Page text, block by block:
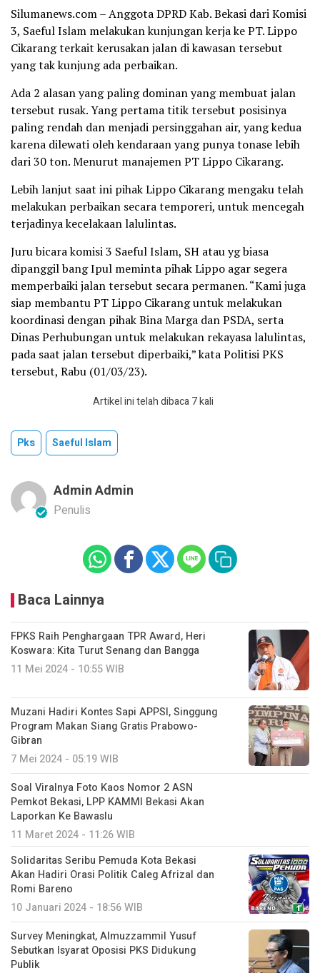
Silumanews.com – Anggota DPRD Kab. Bekasi dari Komisi
3, Saeful Islam melakukan kunjungan kerja ke PT. Lippo
Cikarang terkait kerusakan jalan di kawasan tersebut
yang tak kunjung ada perbaikan.
Ada 2 alasan yang paling dominan yang membuat jalan
tersebut rusak. Yang pertama titik tersebut posisinya
paling rendah dan menjadi persinggahan air, yang kedua
karena dilewati oleh kendaraan yang punya tonase lebih
dari 30 ton. Menurut manajemen PT Lippo Cikarang.
Lebih lanjut saat ini pihak Lippo Cikarang mengaku telah
melakukan perbaikan secara temporeri, untuk mencegah
terjadinya kecelakaan lalulintas.
Juru bicara komisi 3 Saeful Islam, SH atau yg biasa
dipanggil bang Ipul meminta pihak Lippo agar segera
memperbaiki jalan tersebut secara permanen. “Kami juga
siap membantu PT Lippo Cikarang untuk melakukan
koordinasi dengan pihak Bina Marga dan PSDA, serta
Dinas Perhubungan untuk melakukan rekayasa lalulintas,
pada saat jalan tersebut diperbaiki,” kata Politisi PKS
tersebut, Rabu (01/03/23).
Artikel ini telah dibaca 7 kali
Pks Saeful Islam
Admin Admin
Penulis
Baca Lainnya
FPKS Raih Penghargaan TPR Award, Heri
Koswara: Kita Turut Senang dan Bangga
11 Mei 2024 - 10:55 WIB
Muzani Hadiri Kontes Sapi APPSI, Singgung
Program Makan Siang Gratis Prabowo-
Gibran
7 Mei 2024 - 05:19 WIB
Soal Viralnya Foto Kaos Nomor 2 ASN
Pemkot Bekasi, LPP KAMMI Bekasi Akan
Laporkan Ke Bawaslu
11 Maret 2024 - 11:26 WIB
Solidaritas Seribu Pemuda Kota Bekasi
Akan Hadiri Orasi Politik Caleg Afrizal dan
Romi Bareno
10 Januari 2024 - 18:56 WIB
Survey Meningkat, Almuzzammil Yusuf
Sebutkan Isyarat Oposisi PKS Didukung
Publik